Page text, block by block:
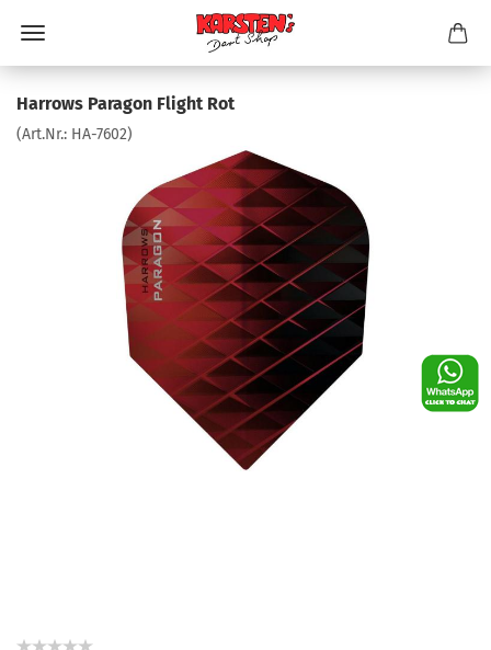
Harrows Paragon Flight Rot
(Art.Nr.: HA-7602)